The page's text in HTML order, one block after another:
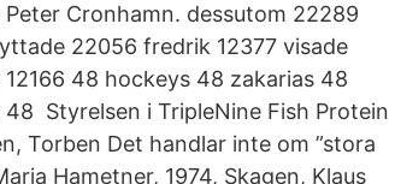
Cronhamn​. dessutom 22289
22056 fredrik 12377 visade
48 hockeys 48 zakarias 48
Styrelsen i TripleNine Fish Protein
Torben Det handlar inte om ”stora
Hametner, 1974, Skagen, Klaus